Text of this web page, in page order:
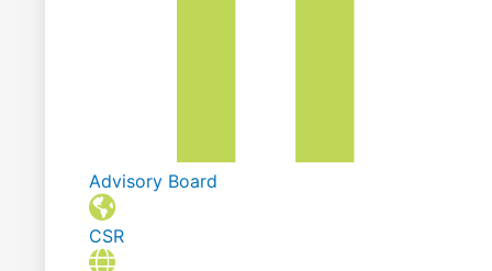
Advisory Board
CSR